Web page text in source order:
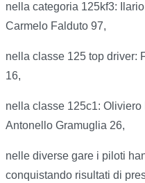
nella categoria 125kf3:
Carmelo Falduto 97,
nella classe 125 top driver:
16,
nella classe 125c1:
Antonello Gramuglia 26,
nelle diverse gare i piloti
conquistando risultati di